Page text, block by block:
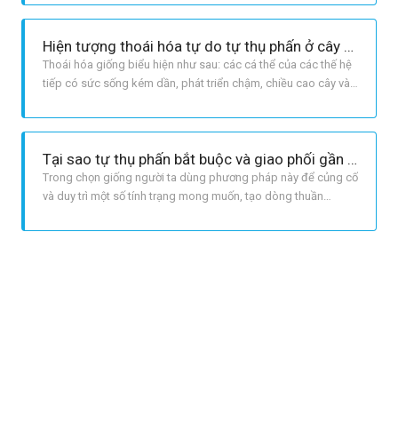
vật lại gây ra hiện tượng thoái hóa giống do tỷ lệ kiểu gen dị
Hiện tượng thoái hóa tự do tự thụ phấn ở cây giao phấn biểu hiện như thế nào?
Thoái hóa giống biểu hiện như sau: các cá thể của các thế hệ
tiếp có sức sống kém dần, phát triển chậm, chiều cao cây và
Tại sao tự thụ phấn bắt buộc và giao phối gần gây ra hiện tượng thoái hóa giống nhưng những phương pháp này vẫn được người ta sử dụng trong chọn giống?
Trong chọn giống người ta dùng phương pháp này để củng cố
và duy trì một số tính trạng mong muốn, tạo dòng thuần
phát hiện các gen xấu để loại bỏ khỏi quần thể.